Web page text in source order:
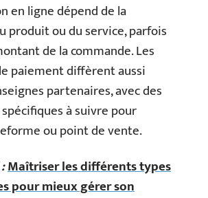
en ligne dépend de la
produit ou du service, parfois
de la commande. Les
paiement diffèrent aussi
partenaires, avec des
à suivre pour
ou point de vente.
Maîtriser les différents types
pour mieux gérer son